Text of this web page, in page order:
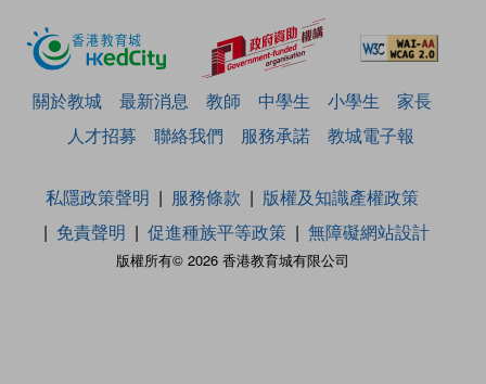
關於教城 最新消息 教師 中學生 小學生
家長
人才招募
聯絡我們 服務承諾 教城電子報
版權所有© 2026 香港教育城有限公司
私隱政策聲明 服務條款
版權及知識產權政策
免責聲明
促進種族平等政策 無障礙網站設計